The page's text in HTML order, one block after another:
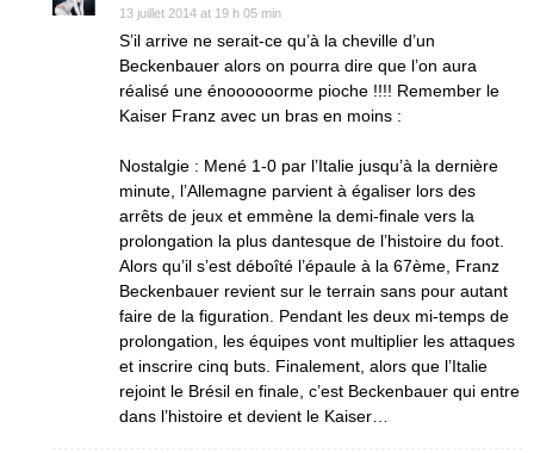
13 juillet 2014 at 19 h 05 min
S’il arrive ne serait-ce qu’à la cheville d’un
Beckenbauer alors on pourra dire que l’on aura
réalisé une énoooooorme pioche !!!! Remember le
Kaiser Franz avec un bras en moins :
Nostalgie : Mené 1-0 par l’Italie jusqu’à la dernière
minute, l’Allemagne parvient à égaliser lors des
arrêts de jeux et emmène la demi-finale vers la
prolongation la plus dantesque de l’histoire du foot.
Alors qu’il s’est déboîté l’épaule à la 67ème, Franz
Beckenbauer revient sur le terrain sans pour autant
faire de la figuration. Pendant les deux mi-temps de
prolongation, les équipes vont multiplier les attaques
et inscrire cinq buts. Finalement, alors que l’Italie
rejoint le Brésil en finale, c’est Beckenbauer qui entre
dans l’histoire et devient le Kaiser…